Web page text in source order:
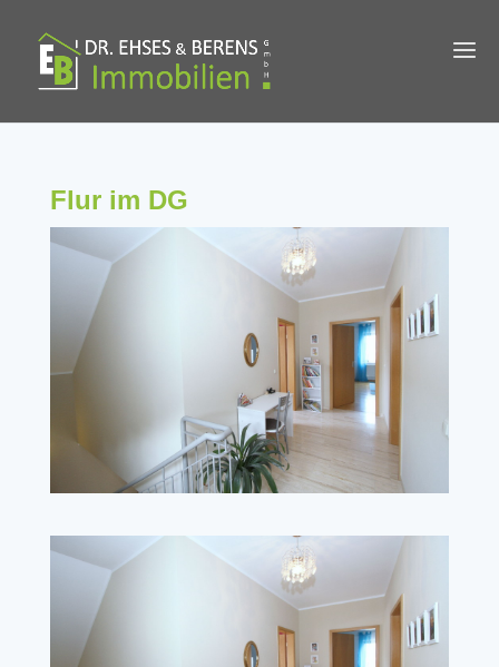
Flur im DG